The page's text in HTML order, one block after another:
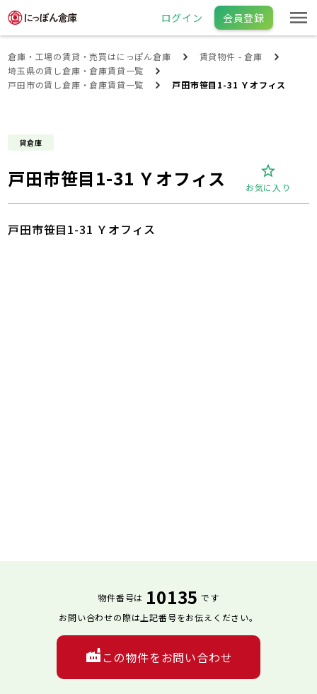
ログイン 会員登録
倉庫・工場の賃貸・売買はにっぽん倉庫
賃貸物件 - 倉庫
埼玉県の賃し倉庫・倉庫賃貸一覧
戸田市の賃し倉庫・倉庫賃貸一覧
戸田市笹目1-31 Ｙオフィス
貸倉庫
戸田市笹目1-31 Ｙオフィス お気に入り
戸田市笹目1-31 Ｙオフィス
物件番号は 10135 です
お問い合わせの際は上記番号をお伝えください。
この物件をお問い合わせ